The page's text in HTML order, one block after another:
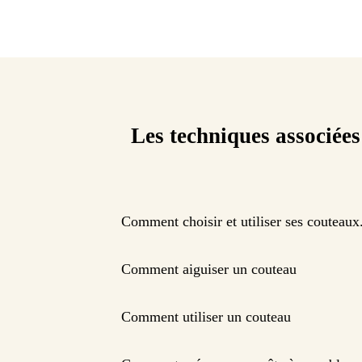
Les techniques associées
Comment choisir et utiliser ses
Comment aiguiser un couteau
Comment utiliser un couteau